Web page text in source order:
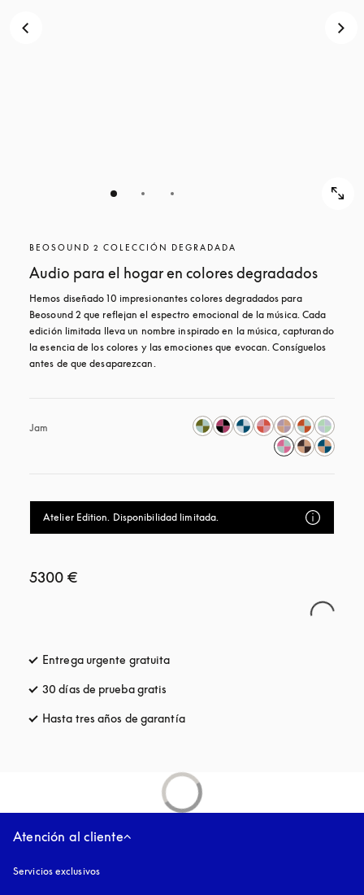
BEOSOUND 2 COLECCIÓN DEGRADADA
Audio para el hogar en colores degradados
Hemos diseñado 10 impresionantes colores degradados para
Beosound 2 que reflejan el espectro emocional de la música. Cada
edición limitada lleva un nombre inspirado en la música, capturando
la esencia de los colores y las emociones que evocan. Consíguelos
antes de que desaparezcan.
Jam
Atelier Edition. Disponibilidad limitada.
5300 €
Entrega urgente gratuita
30 días de prueba gratis
Hasta tres años de garantíaapertura en una pestaña nueva
Atención al cliente
Servicios exclusivos